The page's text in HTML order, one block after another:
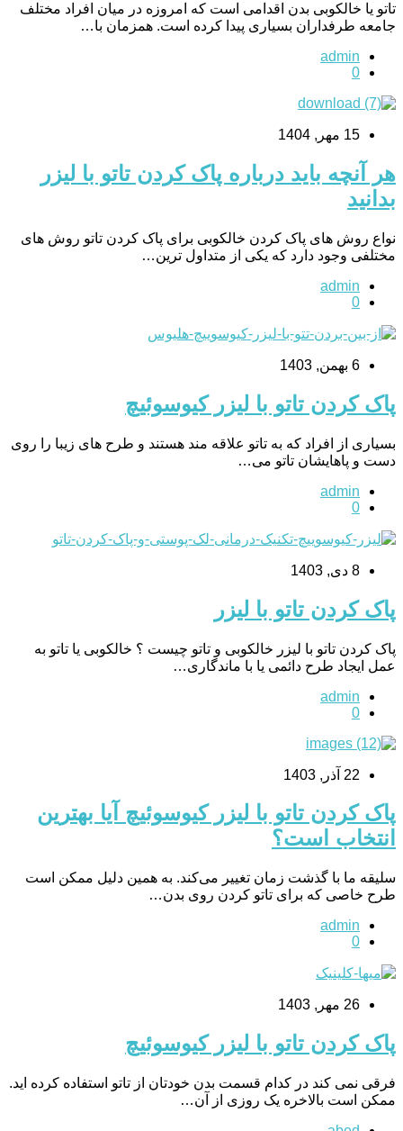
تاتو یا خالکوبی بدن اقدامی است که امروزه در میان افراد مختلف
جامعه طرفداران بسیاری پیدا کرده است. همزمان با…
admin
0
15 مهر, 1404
هر آنچه باید درباره پاک کردن تاتو با لیزر
بدانید
نواع روش های پاک کردن خالکوبی برای پاک کردن تاتو روش های
مختلفی وجود دارد که یکی از متداول ترین…
admin
0
6 بهمن, 1403
پاک کردن تاتو با لیزر کیوسوئیچ
بسیاری از افراد که به تاتو علاقه مند هستند و طرح های زیبا را روی
دست و پاهایشان تاتو می…
admin
0
8 دی, 1403
پاک کردن تاتو با لیزر
پاک کردن تاتو با لیزر خالکوبی و تاتو چیست ؟ خالکوبی یا تاتو به
عمل ایجاد طرح دائمی یا با ماندگاری…
admin
0
22 آذر, 1403
پاک کردن تاتو با لیزر کیوسوئیچ آیا بهترین
انتخاب است؟
سلیقه ما با گذشت زمان تغییر می‌کند. به همین دلیل ممکن است
طرح خاصی که برای تاتو کردن روی بدن…
admin
0
26 مهر, 1403
پاک کردن تاتو با لیزر کیوسوئیچ
فرقی نمی کند در کدام قسمت بدن خودتان از تاتو استفاده کرده اید.
ممکن است بالاخره یک روزی از آن…